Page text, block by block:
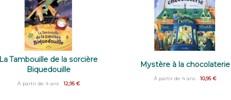
La Tambouille de la sorcière
Biquedouille
À partir de 4 ans 12,95 €
Mystère à la chocolaterie
À partir de 4 ans 10,95 €